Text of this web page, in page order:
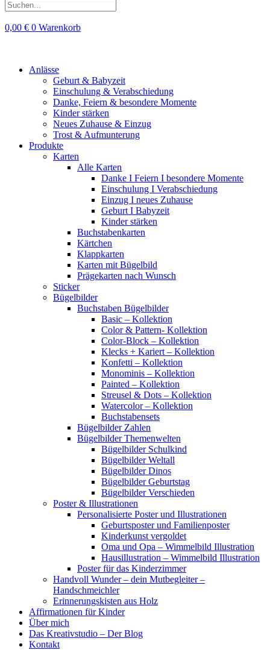
0,00 € 0 Warenkorb
Anlässe
Geburt & Babyzeit
Einschulung & Verabschiedung
Danke, Feiern & besondere Momente
Kinder stärken
Neues Zuhause & Einzug
Trost & Aufmunterung
Produkte
Karten
Alle Karten
Danke I Feiern I besondere Momente
Einschulung I Verabschiedung
Einzug I neues Zuhause
Geburt I Babyzeit
Kinder stärken
Buchstabenkarten
Kärtchen
Klappkarten
Karten mit Bügelbild
Prägekarten nach Wunsch
Sticker
Bügelbilder
Buchstaben Bügelbilder
Basic – Kollektion
Color & Pattern- Kollektion
Color-Block – Kollektion
Klecks + Kariert – Kollektion
Konfetti – Kollektion
Monominis – Kollektion
Painted – Kollektion
Streusel & Dots – Kollektion
Watercolor – Kollektion
Buchstabensets
Bügelbilder Zahlen
Bügelbilder Themenwelten
Bügelbilder Schulkind
Bügelbilder Weltall
Bügelbilder Dinos
Bügelbilder Geburtstag
Bügelbilder Verschieden
Poster & Illustrationen
Personalisierte Poster und Illustrationen
Geburtsposter und Familienposter
Kinderkunst vergoldet
Oma und Opa – Wimmelbild Illustration
Hausillustration – Wimmelbild Illustration
Poster für das Kinderzimmer
Handvoll Wunder – dein Mutbegleiter –
Handschmeichler
Erinnerungskisten aus Holz
Affirmationen für Kinder
Über mich
Das Kreativstudio – Der Blog
Kontakt